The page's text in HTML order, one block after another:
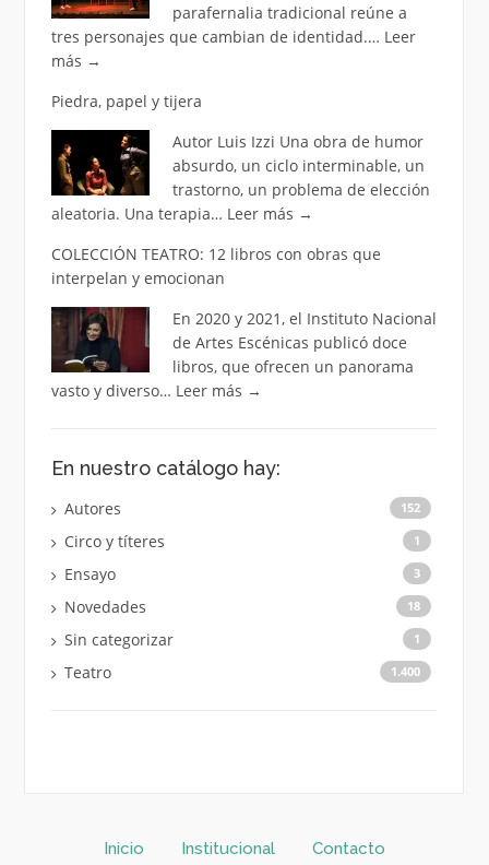
parafernalia tradicional reúne a
tres personajes que cambian de identidad.… Leer
más →
Piedra, papel y tijera
Autor Luis Izzi Una obra de humor
absurdo, un ciclo interminable, un
trastorno, un problema de elección
aleatoria. Una terapia… Leer más →
COLECCIÓN TEATRO: 12 libros con obras que
interpelan y emocionan
En 2020 y 2021, el Instituto Nacional
de Artes Escénicas publicó doce
libros, que ofrecen un panorama
vasto y diverso… Leer más →
En nuestro catálogo hay:
Autores 152
Circo y títeres 1
Ensayo 3
Novedades 18
Sin categorizar 1
Teatro 1.400
Inicio Institucional Contacto